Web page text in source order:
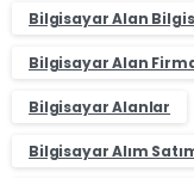
Bilgisayar Alan
Bilgisayar Alan
Bilgisayar Alanlar
Bilgisayar Alım